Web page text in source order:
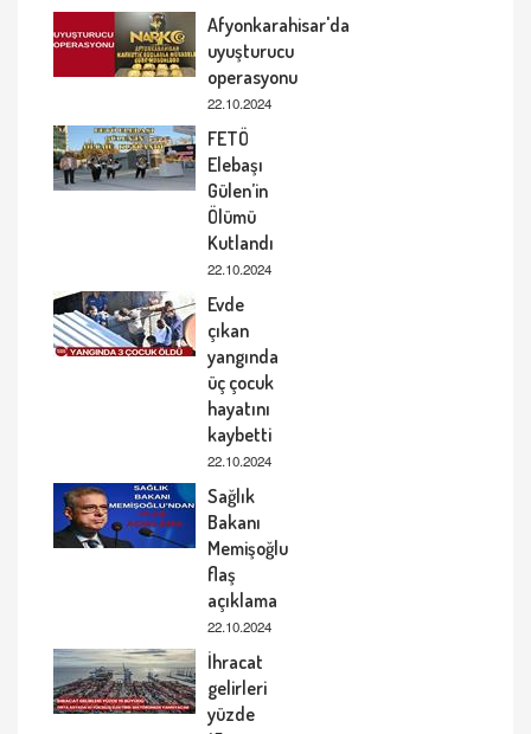
Afyonkarahisar'da
uyuşturucu
operasyonu
22.10.2024
FETÖ
Elebaşı
Gülen’in
Ölümü
Kutlandı
22.10.2024
Evde
çıkan
yangında
üç çocuk
hayatını
kaybetti
22.10.2024
Sağlık
Bakanı
Memişoğlu
flaş
açıklama
22.10.2024
İhracat
gelirleri
yüzde